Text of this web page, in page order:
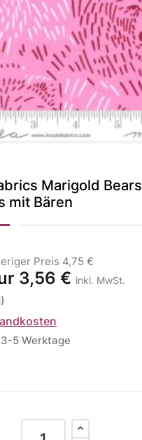
Marigold Bears
mit Bären
Preis 4,75 €
3,56 € inkl. MwSt.
5 Werktage